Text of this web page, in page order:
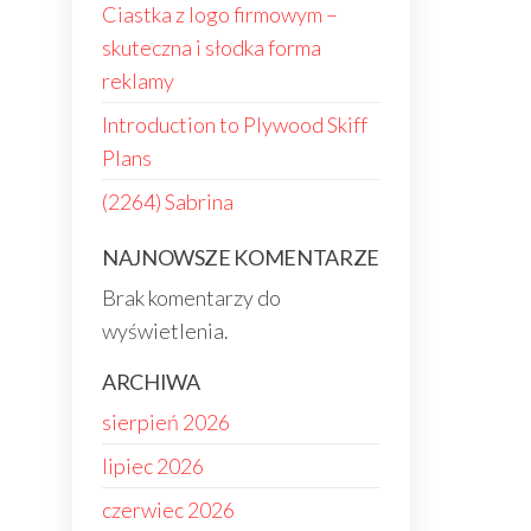
Ciastka z logo firmowym –
skuteczna i słodka forma
reklamy
Introduction to Plywood Skiff
Plans
(2264) Sabrina
NAJNOWSZE KOMENTARZE
Brak komentarzy do
wyświetlenia.
ARCHIWA
sierpień 2026
lipiec 2026
czerwiec 2026